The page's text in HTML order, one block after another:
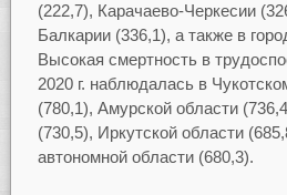
(222,7), Карачаево-Черкесии
Балкарии (336,1), а также в
Высокая смертность в
2020 г. наблюдалась в
(780,1), Амурской области
(730,5), Иркутской области
автономной области (680,3).